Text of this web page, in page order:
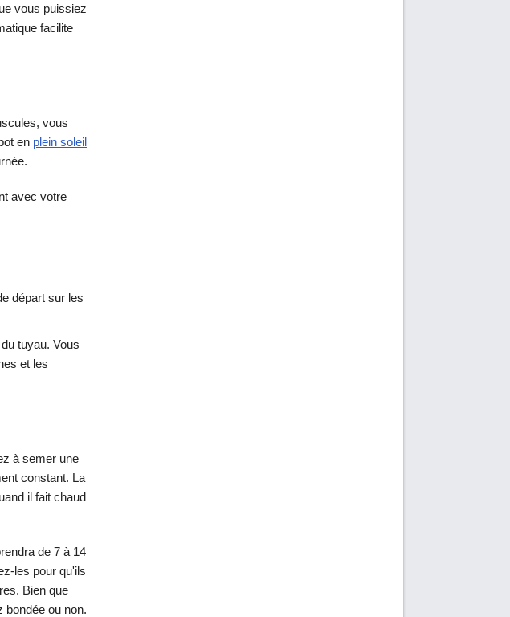
vous puissiez
facilite
vous
en plein soleil
avec votre
départ sur les
tuyau. Vous
et les
à semer une
constant. La
il fait chaud
de 7 à 14
les pour qu'ils
Bien que
bondée ou non.